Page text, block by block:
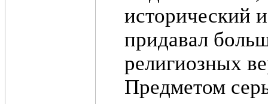
исторический
придавал
религиозных
Предметом